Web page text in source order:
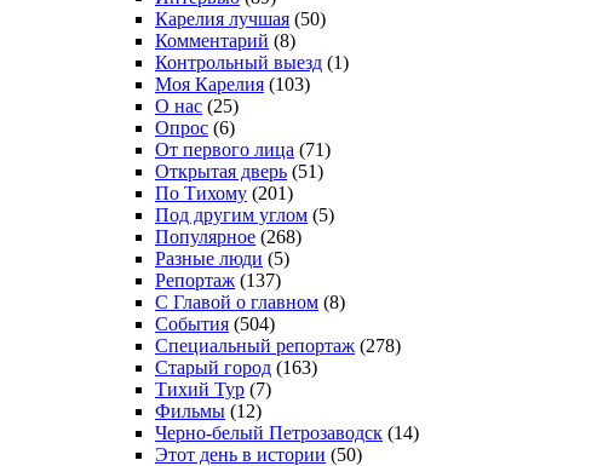
Карелия лучшая (50)
Комментарий (8)
Контрольный выезд (1)
Моя Карелия (103)
О нас (25)
Опрос (6)
От первого лица (71)
Открытая дверь (51)
По Тихому (201)
Под другим углом (5)
Популярное (268)
Разные люди (5)
Репортаж (137)
С Главой о главном (8)
События (504)
Специальный репортаж (278)
Старый город (163)
Тихий Тур (7)
Фильмы (12)
Черно-белый Петрозаводск (14)
Этот день в истории (50)